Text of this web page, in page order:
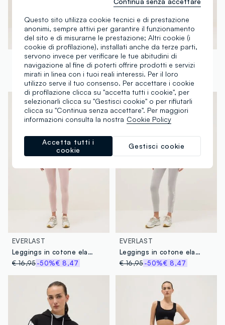
EVERLAST
Leggings in cotone elasticizzato nero regular fit con logo Everlast
€ 16,95
€ 8,47
EVERLAST
€ 16,95
-50% € 8,47
EVERLAST
Leggings in cotone elasticizzato rosa regular fit con logo Everlast
€ 16,95-50%€ 8,47
EVERLAST
Leggings in cotone elasticizzato grigi regular fit con logo Everlast
€ 16,95 -50%€ 8,47
Questo sito utilizza cookie tecnici e di prestazione
anonimi, sempre attivi per garantire il funzionamento
del sito e di misurarne le prestazione; Altri cookie (i
cookie di profilazione), installati anche da terze parti,
servono invece per verificare le tue abitudini di
navigazione al fine di poterti offrire prodotti e servizi
mirati in linea con i tuoi reali interessi. Per il loro
utilizzo serve il tuo consenso. Per accettare i cookie
di profilazione clicca su "accetta tutti i cookie", per
selezionarli clicca su "Gestisci cookie" o per rifiutarli
clicca su "Continua senza accettare". Per maggiori
informazioni consulta la nostra Cookie Policy
Gestisci cookie
Accetta tutti i
cookie